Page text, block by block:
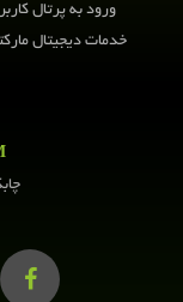
ورود به پرتال
خدمات دیجیتال